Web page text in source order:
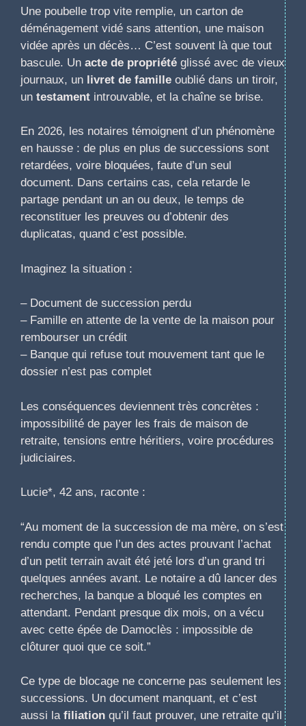
Une poubelle trop vite remplie, un carton de
déménagement vidé sans attention, une maison
vidée après un décès… C’est souvent là que tout
bascule. Un acte de propriété glissé avec de vieux
journaux, un livret de famille oublié dans un tiroir,
un testament introuvable, et la chaîne se brise.
En 2026, les notaires témoignent d’un phénomène
en hausse : de plus en plus de successions sont
retardées, voire bloquées, faute d’un seul
document. Dans certains cas, cela retarde le
partage pendant un an ou deux, le temps de
reconstituer les preuves ou d’obtenir des
duplicatas, quand c’est possible.
Imaginez la situation :
– Document de succession perdu
– Famille en attente de la vente de la maison pour
rembourser un crédit
– Banque qui refuse tout mouvement tant que le
dossier n’est pas complet
Les conséquences deviennent très concrètes :
impossibilité de payer les frais de maison de
retraite, tensions entre héritiers, voire procédures
judiciaires.
Lucie*, 42 ans, raconte :
“Au moment de la succession de ma mère, on s’est
rendu compte que l’un des actes prouvant l’achat
d’un petit terrain avait été jeté lors d’un grand tri
quelques années avant. Le notaire a dû lancer des
recherches, la banque a bloqué les comptes en
attendant. Pendant presque dix mois, on a vécu
avec cette épée de Damoclès : impossible de
clôturer quoi que ce soit.”
Ce type de blocage ne concerne pas seulement les
successions. Un document manquant, et c’est
aussi la filiation qu’il faut prouver, une retraite qu’il